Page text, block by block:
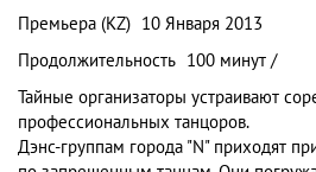
Премьера (KZ) 10 Января 2013
Продолжительность 100 минут /
Тайные организаторы устраивают
профессиональных танцоров.
Дэнс-группам города "N" приходят